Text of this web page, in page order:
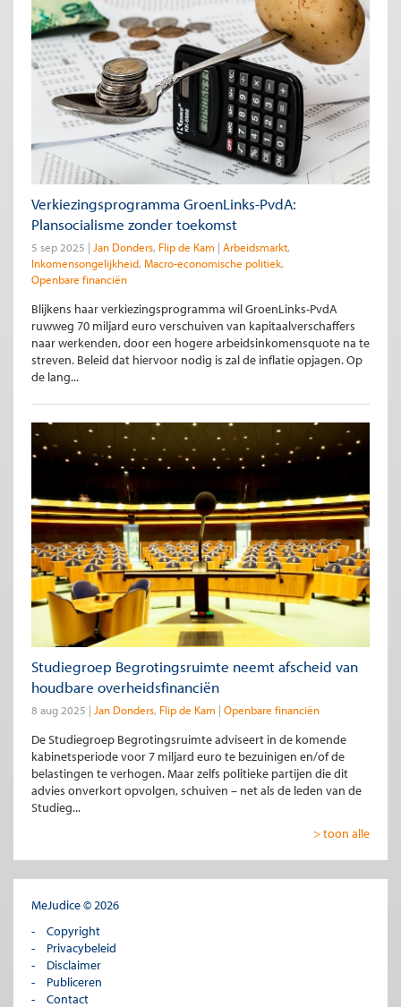
Verkiezingsprogramma GroenLinks-PvdA:
Plansocialisme zonder toekomst
5 sep 2025 Jan Donders Flip de Kam
Arbeidsmarkt
Inkomensongelijkheid Macro-economische politiek
Openbare financiën
Blijkens haar verkiezingsprogramma wil GroenLinks-PvdA
ruwweg 70 miljard euro verschuiven van kapitaalverschaffers
naar werkenden, door een hogere arbeidsinkomensquote na te
streven. Beleid dat hiervoor nodig is zal de inflatie opjagen. Op
de lang...
Studiegroep Begrotingsruimte neemt afscheid van
houdbare overheidsfinanciën
8 aug 2025 Jan Donders Flip de Kam Openbare financiën
De Studiegroep Begrotingsruimte adviseert in de komende
kabinetsperiode voor 7 miljard euro te bezuinigen en/of de
belastingen te verhogen. Maar zelfs politieke partijen die dit
advies onverkort opvolgen, schuiven – net als de leden van de
Studieg...
> toon alle
MeJudice © 2026
Copyright
Privacybeleid
Disclaimer
Publiceren
Contact